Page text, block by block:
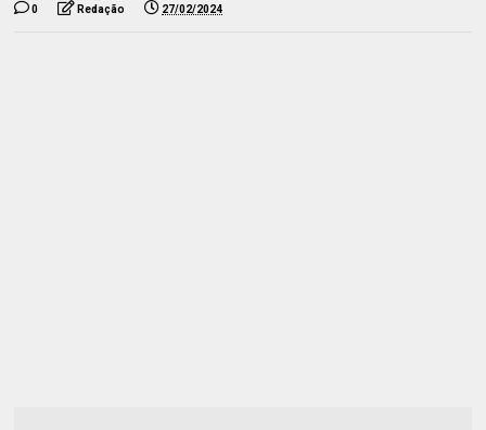
0 Redação 27/02/2024